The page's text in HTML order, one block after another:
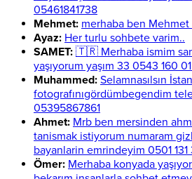
05461841738
Mehmet: merhaba ben
Ayaz: Her turlu sohbete varim..
SAMET: 🇹🇷 Merhaba ismim
yaşıyorum yaşım 33 0543 160
Muhammed: Selamnasılsın
fotografınıgördümbegendim
05395867861
Ahmet: Mrb ben mersinden
tanismak istiyorum numaram
bayanlarin emrindeyim 0501 131
Ömer: Merhaba konyada